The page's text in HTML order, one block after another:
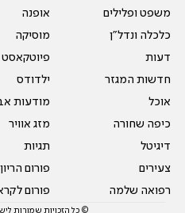
משפט ופלילים
כלכלה ונדל"ן
דעות
חדשות המגזר
אוכל
כיפה שחורה
דיגיטל
צעירים
רפואה שלמה
אופנה
מוסיקה
פיוטקאסט
ילדודס
מודעות
מזג אוויר
תגיות
פורום
פורום
© כל הזכויות שמורות